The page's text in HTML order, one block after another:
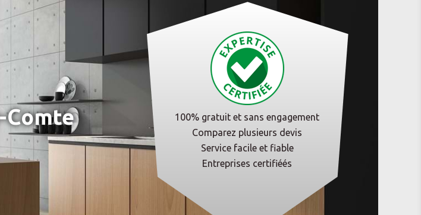
Comte
100% gratuit et sans engagement
Comparez plusieurs devis
Service facile et fiable
Entreprises certifiéés